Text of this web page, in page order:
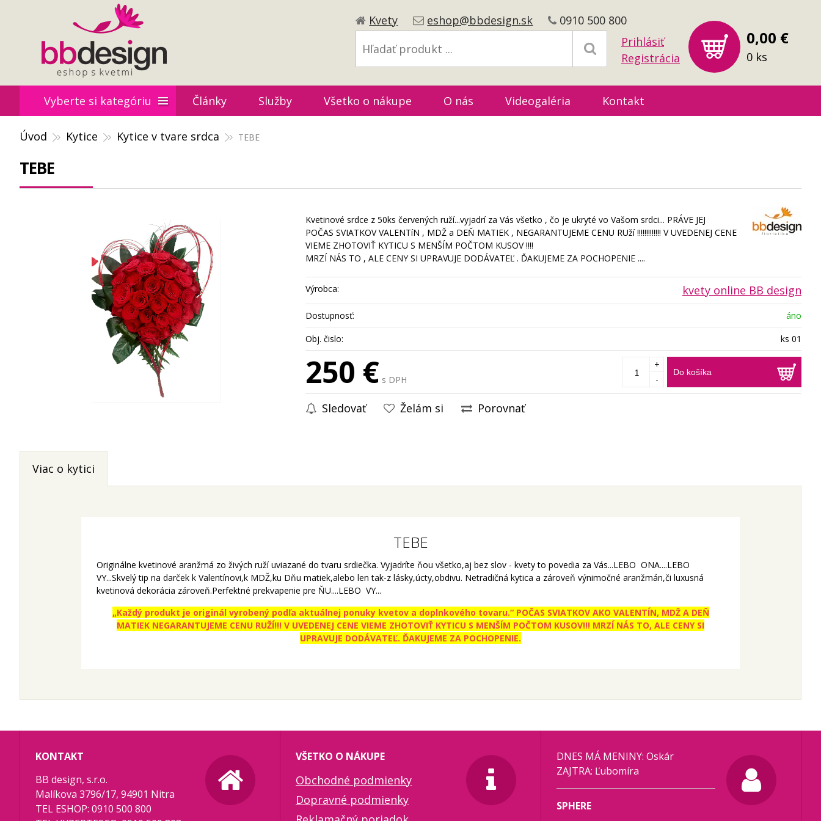
Kvety eshop@bbdesign.sk
0910 500 800
Prihlásiť
Registrácia
0,00 €
0 ks
Úvod Kytice Kytice v tvare srdca TEBE
TEBE
Kvetinové srdce z 50ks červených ruží...vyjadrí za Vás všetko , čo je ukryté vo Vašom srdci... PRÁVE JEJ
POČAS SVIATKOV VALENTíN , MDŽ a DEŇ MATIEK , NEGARANTUJEME CENU RUží !!!!!!!!!!!!! V UVEDENEJ CENE
VIEME ZHOTOVIŤ KYTICU S MENŠÍM POČTOM KUSOV !!!!
MRZÍ NÁS TO , ALE CENY SI UPRAVUJE DODÁVATEĽ . ĎAKUJEME ZA POCHOPENIE ....
Výrobca: kvety online BB design
Dostupnosť:
áno
Obj. čislo:
ks 01
250 € s DPH
Do košíka
+
-
Sledovať Želám si Porovnať
Viac o kytici
TEBE
Originálne kvetinové aranžmá zo živých ruží uviazané do tvaru srdiečka. Vyjadríte ňou všetko,aj bez slov - kvety to povedia za Vás...LEBO ONA....LEBO
VY...Skvelý tip na darček k Valentínovi,k MDŽ,ku Dňu matiek,alebo len tak-z lásky,úcty,obdivu. Netradičná kytica a zároveň výnimočné aranžmán,či luxusná
kvetinová dekorácia zároveň.Perfektné prekvapenie pre ŇU....LEBO VY...
„Každý produkt je originál vyrobený podľa aktuálnej ponuky kvetov a doplnkového tovaru.“ POČAS SVIATKOV AKO VALENTÍN, MDŽ A DEŇ
MATIEK NEGARANTUJEME CENU RUŽÍ!!! V UVEDENEJ CENE VIEME ZHOTOVIŤ KYTICU S MENŠÍM POČTOM KUSOV!!! MRZÍ NÁS TO, ALE CENY SI
UPRAVUJE DODÁVATEĽ. ĎAKUJEME ZA POCHOPENIE.
Vyberte si kategóriu Články Služby Všetko o nákupe O nás Videogaléria Kontakt
KONTAKT
BB design, s.r.o.
Malíkova 3796/17, 94901 Nitra
TEL ESHOP: 0910 500 800
VŠETKO O NÁKUPE
Obchodné podmienky
Dopravné podmienky
DNES MÁ MENINY: Oskár
ZAJTRA: Ľubomíra
SPHERE